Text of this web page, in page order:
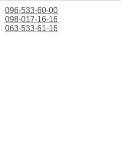
096-533-60-00
098-017-16-16
063-533-61-16